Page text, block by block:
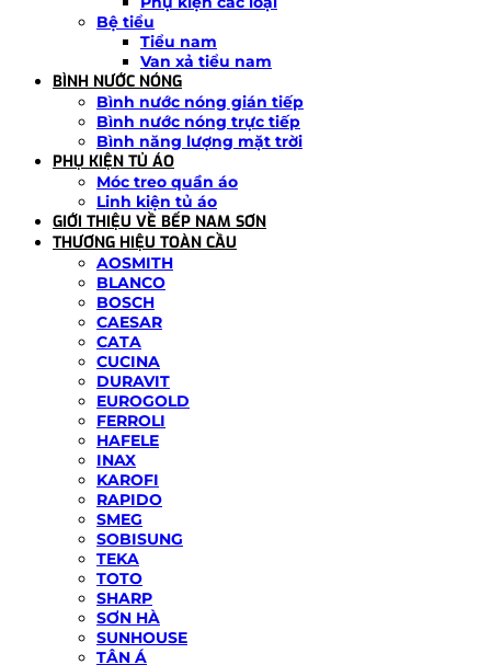
Bệ tiểu
Tiểu nam
Van xả tiểu nam
BÌNH NƯỚC NÓNG
Bình nước nóng gián tiếp
Bình nước nóng trực tiếp
Bình năng lượng mặt trời
PHỤ KIỆN TỦ ÁO
Móc treo quần áo
Linh kiện tủ áo
GIỚI THIỆU VỀ BẾP NAM SƠN
THƯƠNG HIỆU TOÀN CẦU
AOSMITH
BLANCO
BOSCH
CAESAR
CATA
CUCINA
DURAVIT
EUROGOLD
FERROLI
HAFELE
INAX
KAROFI
RAPIDO
SMEG
SOBISUNG
TEKA
TOTO
SHARP
SƠN HÀ
SUNHOUSE
TÂN Á